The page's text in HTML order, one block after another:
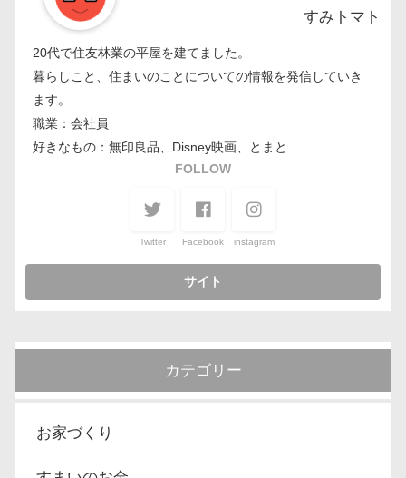
すみトマト
20代で住友林業の平屋を建てました。
暮らしこと、住まいのことについての情報を発信していき
ます。
職業：会社員
好きなもの：無印良品、Disney映画、とまと
FOLLOW
Twitter Facebook instagram
カテゴリー
お家づくり